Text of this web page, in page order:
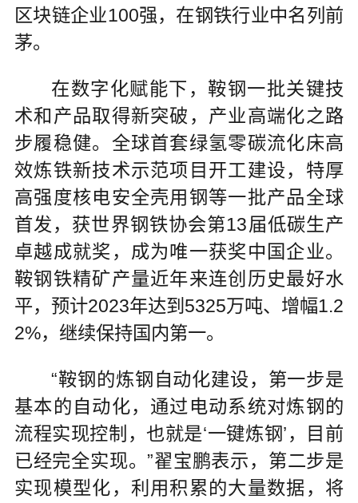
区块链企业100强，在钢铁行业中名列前
茅。
在数字化赋能下，鞍钢一批关键技
术和产品取得新突破，产业高端化之路
步履稳健。全球首套绿氢零碳流化床高
效炼铁新技术示范项目开工建设，特厚
高强度核电安全壳用钢等一批产品全球
首发，获世界钢铁协会第13届低碳生产
卓越成就奖，成为唯一获奖中国企业。
鞍钢铁精矿产量近年来连创历史最好水
平，预计2023年达到5325万吨、增幅1.2
2%，继续保持国内第一。
“鞍钢的炼钢自动化建设，第一步是
基本的自动化，通过电动系统对炼钢的
流程实现控制，也就是‘一键炼钢’，目前
已经完全实现。”翟宝鹏表示，第二步是
实现模型化，利用积累的大量数据，将